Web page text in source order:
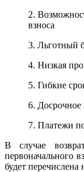
2.
взноса
3. Льготный
4. Низкая
5. Гибкие
6.
7. Платежи
В случае
первоначального
будет перечислена